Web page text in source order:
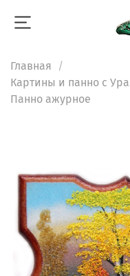
Главная
Картины и панно с
Панно ажурное